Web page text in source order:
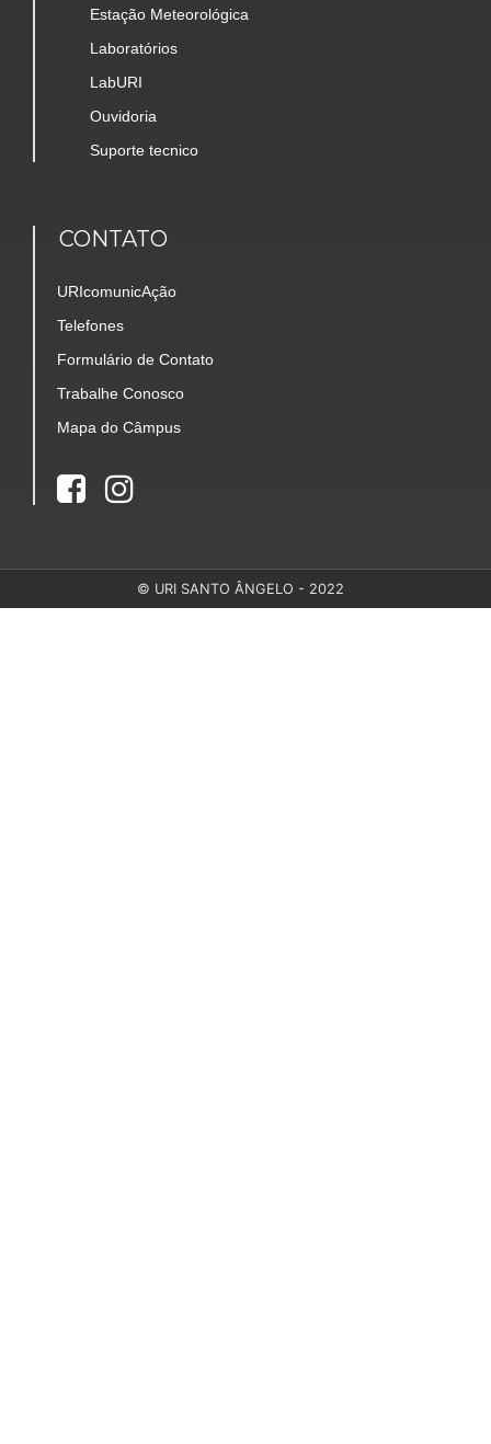
Estação Meteorológica
Laboratórios
LabURI
Ouvidoria
Suporte tecnico
CONTATO
URIcomunicAção
Telefones
Formulário de Contato
Trabalhe Conosco
Mapa do Câmpus
© URI SANTO ÂNGELO - 2022